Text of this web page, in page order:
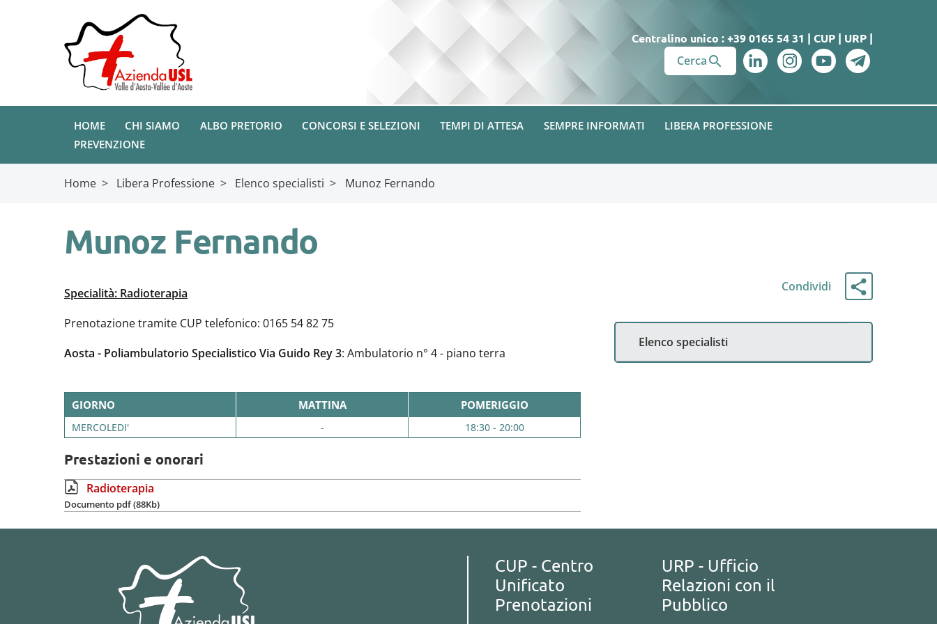
Centralino unico : +39 0165 54 31 | CUP | URP |
Cerca
HOME CHI SIAMO ALBO PRETORIO CONCORSI E SELEZIONI TEMPI DI ATTESA SEMPRE INFORMATI
LIBERA PROFESSIONE
PREVENZIONE
Home > Libera Professione > Elenco specialisti > Munoz Fernando
Munoz Fernando
Specialità: Radioterapia
Prenotazione tramite CUP telefonico: 0165 54 82 75
Aosta - Poliambulatorio Specialistico Via Guido Rey 3: Ambulatorio n° 4 - piano terra
GIORNO MATTINA POMERIGGIO
MERCOLEDI' - 18:30 - 20:00
Prestazioni e onorari
Radioterapia
Documento pdf (88Kb)
Condividi
Elenco specialisti
CUP - Centro
Unificato
Prenotazioni
URP - Ufficio
Relazioni con il
Pubblico